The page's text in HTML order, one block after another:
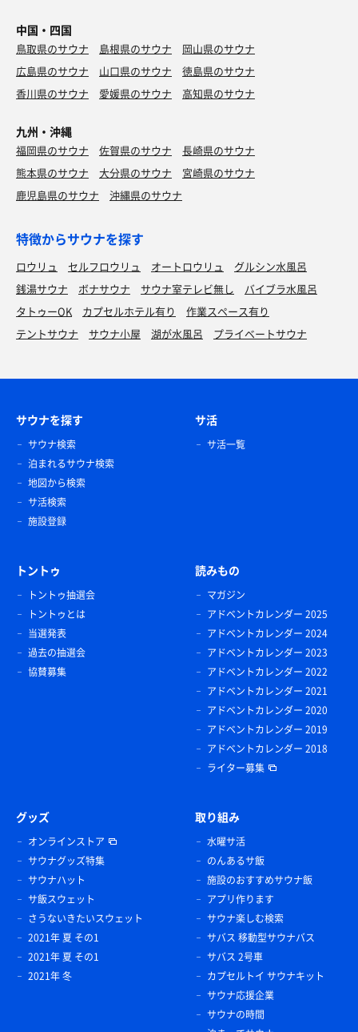
中国・四国
鳥取県のサウナ 島根県のサウナ
岡山県のサウナ
広島県のサウナ
山口県のサウナ
徳島県のサウナ
香川県のサウナ
愛媛県のサウナ 高知県のサウナ
九州・沖縄
福岡県のサウナ 佐賀県のサウナ
長崎県のサウナ
熊本県のサウナ
大分県のサウナ
宮崎県のサウナ
鹿児島県のサウナ
沖縄県のサウナ
特徴からサウナを探す
ロウリュ セルフロウリュ オートロウリュ
グルシン水風呂
銭湯サウナ
ボナサウナ サウナ室テレビ無し
バイブラ水風呂
タトゥーOK
カプセルホテル有り
作業スペース有り
テントサウナ
サウナ小屋 湖が水風呂 プライベートサウナ
サウナを探す
サウナ検索
泊まれるサウナ検索
地図から検索
サ活検索
施設登録
サ活
サ活一覧
トントゥ
トントゥ抽選会
トントゥとは
当選発表
過去の抽選会
協賛募集
読みもの
マガジン
アドベントカレンダー 2025
アドベントカレンダー 2024
アドベントカレンダー 2023
アドベントカレンダー 2022
アドベントカレンダー 2021
アドベントカレンダー 2020
アドベントカレンダー 2019
アドベントカレンダー 2018
ライター募集
グッズ
オンラインストア
サウナグッズ特集
サウナハット
サ飯スウェット
さうないきたいスウェット
2021年 夏 その1
2021年 夏 その1
2021年 冬
取り組み
水曜サ活
のんあるサ飯
施設のおすすめサウナ飯
アプリ作ります
サウナ楽しむ検索
サバス 移動型サウナバス
サバス 2号車
カプセルトイ サウナキット
サウナ応援企業
サウナの時間